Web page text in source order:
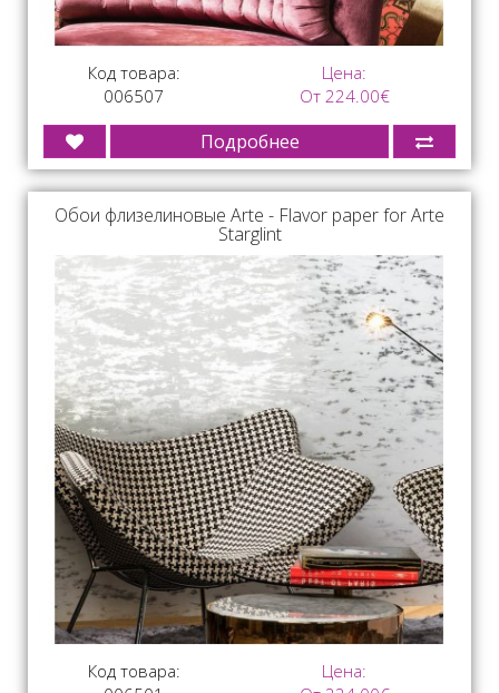
Код товара:
006507
Цена:
От 224.00€
Подробнее
Обои флизелиновые Arte - Flavor paper for Arte
Starglint
Код товара:
Цена: